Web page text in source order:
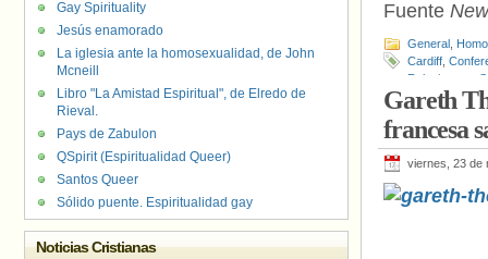
Fuente
General
Cardiff
Relaciones y
Irlanda,
Gareth
francesa
viernes, 23 de
Gay Spirituality
Jesús enamorado
La iglesia ante la homosexualidad, de John
Mcneill
Libro "La Amistad Espiritual", de Elredo de
Rieval.
Pays de Zabulon
QSpirit (Espiritualidad Queer)
Santos Queer
Sólido puente. Espiritualidad gay
Noticias Cristianas